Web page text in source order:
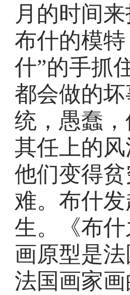
月的时间
布什的模
什”的手抓
都会做的
统，愚蠢
其任上的
他们变得
难。布什
生。《布
画原型是
法国画家